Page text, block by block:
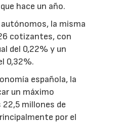
hace un año.
la misma
cotizantes, con
del 0,22% y un
0,32%.
española, la
un máximo
millones de
por el